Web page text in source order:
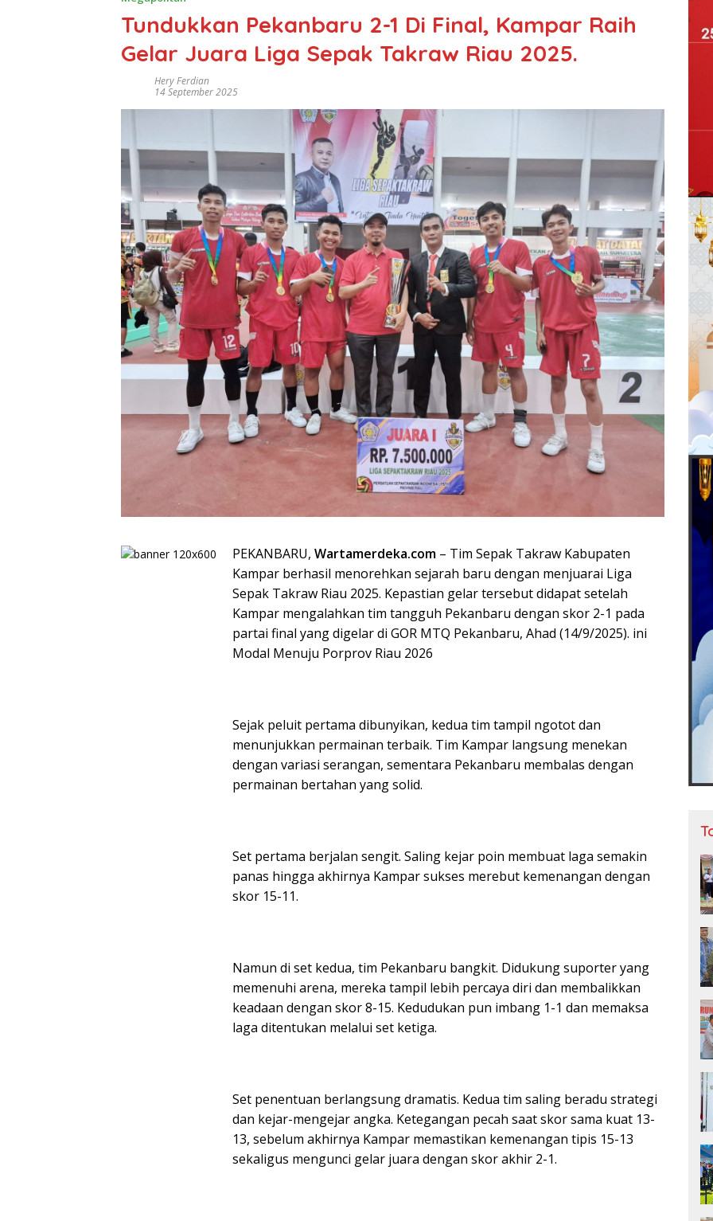
Tundukkan Pekanbaru 2-1 Di Final, Kampar Raih
Gelar Juara Liga Sepak Takraw Riau 2025.
Hery Ferdian
14 September 2025
PEKANBARU, Wartamerdeka.com – Tim Sepak Takraw Kabupaten
Kampar berhasil menorehkan sejarah baru dengan menjuarai Liga
Sepak Takraw Riau 2025. Kepastian gelar tersebut didapat setelah
Kampar mengalahkan tim tangguh Pekanbaru dengan skor 2-1 pada
partai final yang digelar di GOR MTQ Pekanbaru, Ahad (14/9/2025). ini
Modal Menuju Porprov Riau 2026
Sejak peluit pertama dibunyikan, kedua tim tampil ngotot dan
menunjukkan permainan terbaik. Tim Kampar langsung menekan
dengan variasi serangan, sementara Pekanbaru membalas dengan
permainan bertahan yang solid.
Set pertama berjalan sengit. Saling kejar poin membuat laga semakin
panas hingga akhirnya Kampar sukses merebut kemenangan dengan
skor 15-11.
Namun di set kedua, tim Pekanbaru bangkit. Didukung suporter yang
memenuhi arena, mereka tampil lebih percaya diri dan membalikkan
keadaan dengan skor 8-15. Kedudukan pun imbang 1-1 dan memaksa
laga ditentukan melalui set ketiga.
Set penentuan berlangsung dramatis. Kedua tim saling beradu strategi
dan kejar-mengejar angka. Ketegangan pecah saat skor sama kuat 13-
13, sebelum akhirnya Kampar memastikan kemenangan tipis 15-13
sekaligus mengunci gelar juara dengan skor akhir 2-1.